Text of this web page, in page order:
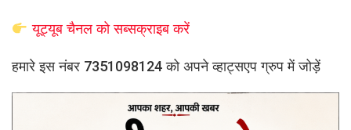
यूट्यूब चैनल को सब्सक्राइब करें
हमारे इस नंबर 7351098124 को अपने व्हाट्सएप ग्रुप में जोड़ें